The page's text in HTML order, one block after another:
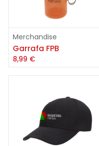
Adicionar
Merchandise
Garrafa FPB
8,99 €